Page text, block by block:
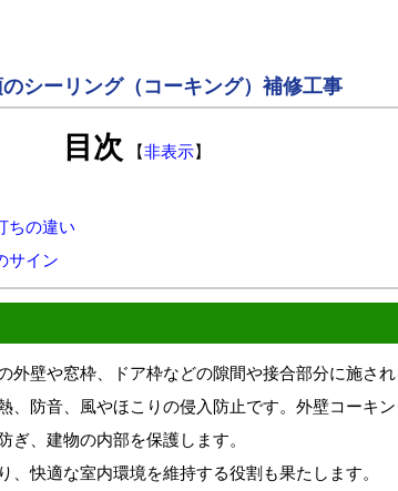
シーリング（コーキング）補修工事
目次 【非表示】
ちの違い
サイン
外壁や窓枠、ドア枠などの隙間や接合部分に施さ
、防音、風やほこりの侵入防止です。外壁コーキ
、建物の内部を保護します。
、快適な室内環境を維持する役割も果たします。